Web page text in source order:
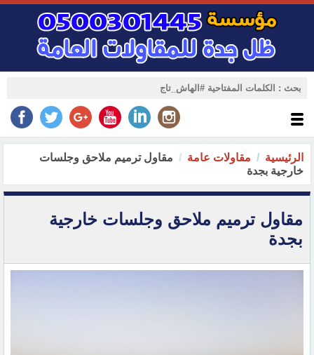
الرئيسية مقاولات عامة
مقاول ترميم ملاحق وجلسات
خارجية بجدة
مقاول ترميم ملاحق وجلسات خارجية
بجدة